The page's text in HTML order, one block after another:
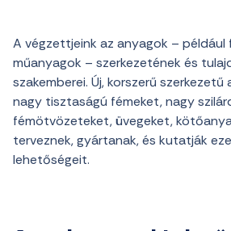
A végzettjeink az anyagok – például
műanyagok – szerkezetének és
szakemberei. Új, korszerű
nagy tisztaságú fémeket, nagy
fémötvözeteket, üvegeket,
terveznek, gyártanak, és kutatják
lehetőségeit.